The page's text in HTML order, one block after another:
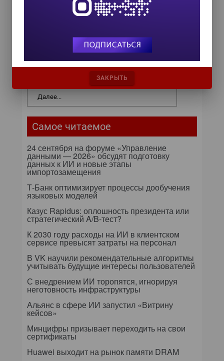
HR TECH + ИИ ТРАНСФОРМАЦИЯ 2026
8 октября 2026
Zero Trust и Data Governance:
как управление данными
превращает дата-каталог в
ядро контура безопасности
Далее...
Самое читаемое
24 сентября на форуме «Управление
данными — 2026» обсудят подготовку
данных к ИИ и новые этапы
импортозамещения
Т-Банк оптимизирует процессы дообучения
языковых моделей
Казус Rapidus: оплошность президента или
стратегический A/B-тест?
К 2030 году расходы на ИИ в клиентском
сервисе превысят затраты на персонал
В VK научили рекомендательные алгоритмы
учитывать будущие интересы пользователей
С внедрением ИИ торопятся, игнорируя
неготовность инфраструктуры
Альянс в сфере ИИ запустил «Витрину
кейсов»
Минцифры призывает переходить на свои
сертификаты
Huawei выходит на рынок памяти DRAM
ЗАКРЫТЬ